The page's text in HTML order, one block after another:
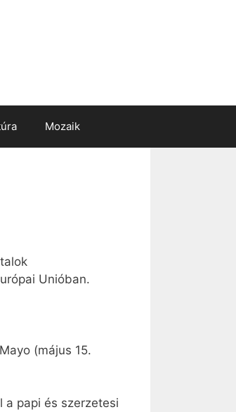
Mozaik
Unióban.
(május 15.
a papi és szerzetesi